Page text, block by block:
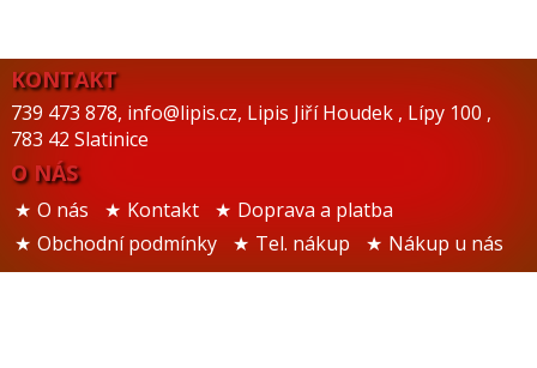
KONTAKT
739 473 878, info@lipis.cz, Lipis Jiří Houdek , Lípy 100 ,
783 42 Slatinice
O NÁS
O nás Kontakt
Doprava a platba
Obchodní podmínky
Tel. nákup Nákup u nás